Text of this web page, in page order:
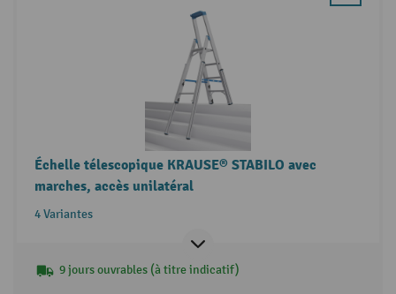
Échelle télescopique KRAUSE® STABILO avec
marches, accès unilatéral
4 Variantes
9 jours ouvrables (à titre indicatif)